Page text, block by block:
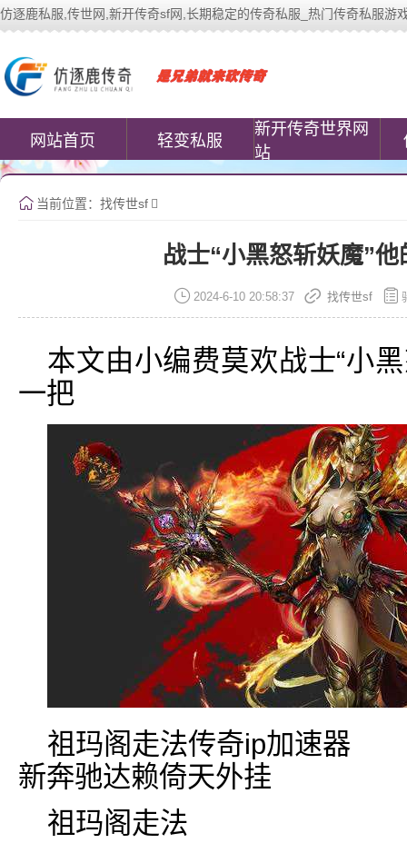
仿逐鹿私服,传世网,新开传奇sf网,长期稳定的传奇私服_热门传奇私服游
网站首页 轻变私服
新开传奇世界网
站
当前位置： 找传世sf
战士“小黑怒斩妖魔”
2024-6-10 20:58:37 找传世sf
本文由小编费莫欢战士“小
一把
祖玛阁走法传奇ip加速器
新奔驰达赖倚天外挂
祖玛阁走法